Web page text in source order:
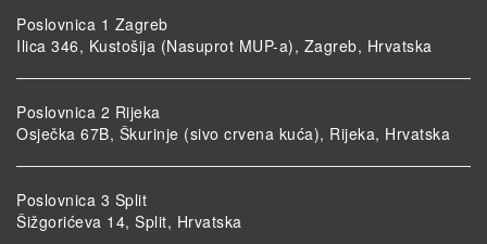
Poslovnica 1 Zagreb
Ilica 346, Kustošija (Nasuprot MUP-a), Zagreb, Hrvatska
Poslovnica 2 Rijeka
Osječka 67B, Škurinje (sivo crvena kuća), Rijeka, Hrvatska
Poslovnica 3 Split
Šižgorićeva 14, Split, Hrvatska